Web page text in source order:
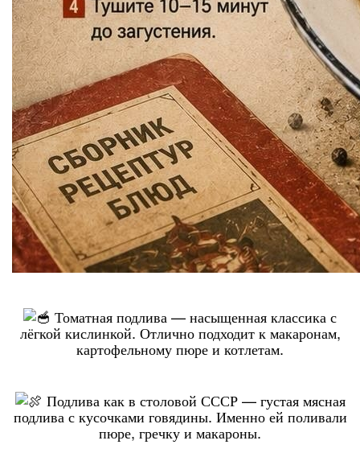
Томатная подлива — насыщенная классика с
лёгкой кислинкой. Отлично подходит к макаронам,
картофельному пюре и котлетам.
Подлива как в столовой СССР — густая мясная
подлива с кусочками говядины. Именно ей поливали
пюре, гречку и макароны.